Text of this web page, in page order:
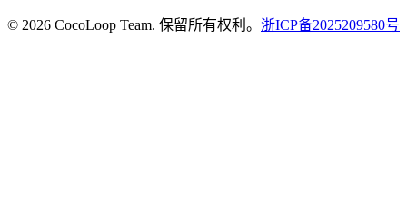
© 2026 CocoLoop Team. 保留所有权利。 浙ICP备2025209580号